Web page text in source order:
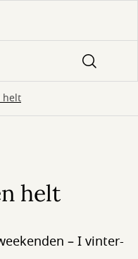
helt
helt
– I vinter-